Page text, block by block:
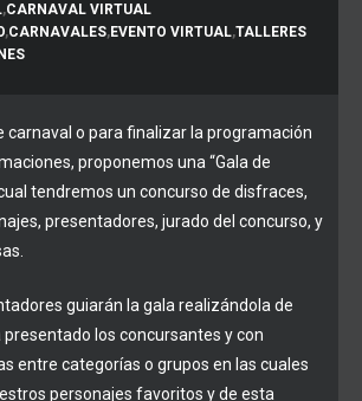
,CARNAVAL VIRTUAL
,CARNAVALES,EVENTO VIRTUAL,TALLERES
carnaval o para finalizar la programación
proponemos una “Gala de
tendremos un concurso de disfraces,
presentadores, jurado del concurso, y
guiarán la gala realizándola de
los concursantes y con
entre categorías o grupos en las cuales
personajes favoritos y de esta